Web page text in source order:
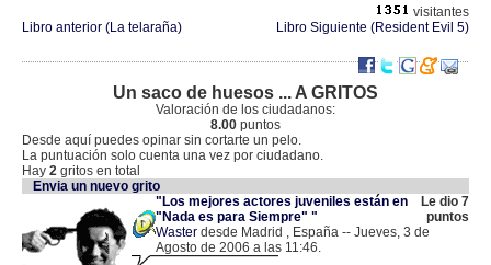
visitantes
Libro anterior (La telaraña)
Libro Siguiente (Resident Evil 5)
Un saco de huesos ... A GRITOS
Valoración de los ciudadanos:
8.00 puntos
Desde aquí puedes opinar sin cortarte un pelo.
La puntuación solo cuenta una vez por ciudadano.
Hay 2 gritos en total
Envia un nuevo grito
"Los mejores actores juveniles están en
"Nada es para Siempre" "
Le dio 7
puntos
Waster desde Madrid , España -- Jueves, 3 de
Agosto de 2006 a las 11:46.